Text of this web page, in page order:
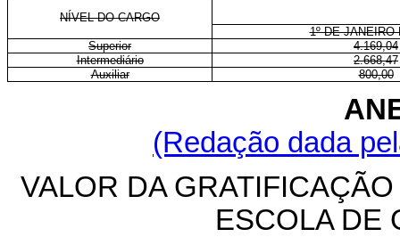
NÍVEL DO CARGO
1º DE JANEIRO
Superior
4.169,04
Intermediário
2.668,47
Auxiliar
800,00
(Redação dada
VALOR DA
ESCOLA DE